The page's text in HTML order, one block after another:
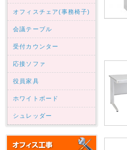
オフィスチェア(事務椅子)
会議テーブル
受付カウンター
応接ソファ
役員家具
ホワイトボード
シュレッダー